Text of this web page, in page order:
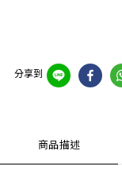
分享到
商品描述